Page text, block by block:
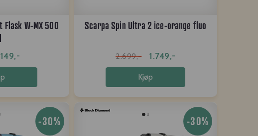
Flask W-MX 500
149,-
Scarpa Spin Ultra 2 ice-orange fluo
2.699,- 1.749,-
Kjøp
-30% -30%